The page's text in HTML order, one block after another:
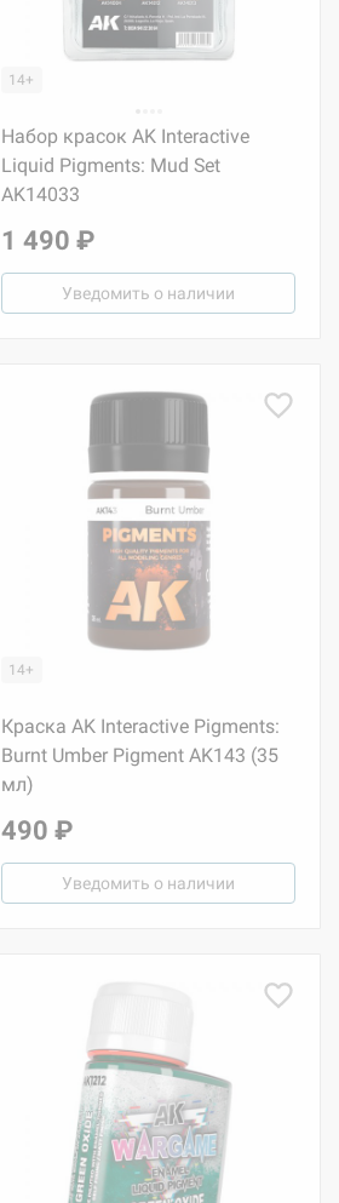
14+
Набор красок AK Interactive
Liquid Pigments: Mud Set
AK14033
1 490 ₽
Уведомить о наличии
14+
Краска AK Interactive Pigments:
Burnt Umber Pigment AK143 (35
мл)
490 ₽
Уведомить о наличии